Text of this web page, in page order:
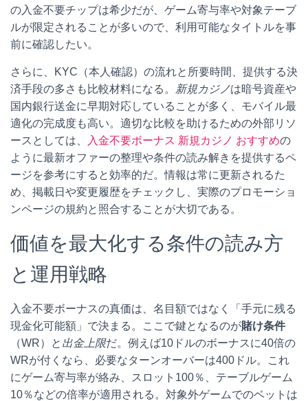
の入金不要チップは希少だが、ゲーム寄与率や対象テーブ
ルが限定されることが多いので、利用可能なタイトルを事
前に確認したい。
さらに、KYC（本人確認）の流れと所要時間、提供する決
済手段の多さも比較材料になる。
新規カジノは暗号資産や
国内銀行送金に早期対応していることが多く、モバイル最
適化の完成度も高い。適切な比較を助けるための外部リソ
ースとしては、
入金不要ボーナス 新規カジノ おすすめの
ように最新オファーの整理や条件の読み解きを提供するペ
ージを参考にすると効率的だ。情報は常に更新されるた
め、掲載日や変更履歴をチェックし、実際のプロモーショ
ンページの規約と照合することが大切である。
価値を最大化する条件の読み方
と運用戦略
入金不要ボーナスの真価は、名目額ではなく「手元に残る
現金化可能額」で決まる。ここで鍵となるのが賭け条件
（WR）と 出金上限だ。例えば10ドルのボーナスに40倍の
WRが付くなら、必要なターンオーバーは400ドル。これ
にゲーム寄与率が絡み、スロット100％、テーブルゲーム
10％などの倍率が適用される。対象外ゲームでのベットは